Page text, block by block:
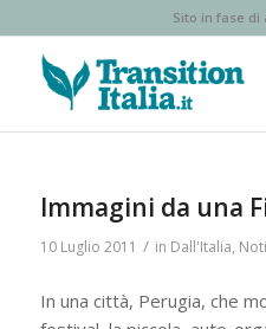
Sito in fase di
Immagini da una
10 Luglio 2011 / in Dall'Italia,
In una città, Perugia, che